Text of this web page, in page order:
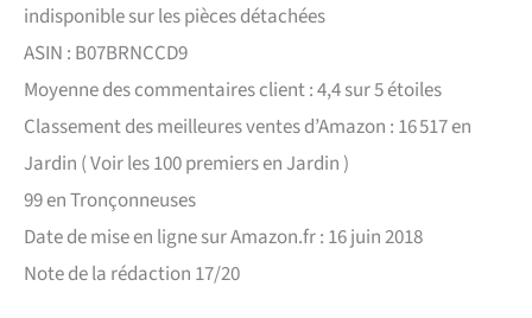
indisponible sur les pièces détachées
ASIN : B07BRNCCD9
Moyenne des commentaires client : 4,4 sur 5 étoiles
Classement des meilleures ventes d’Amazon : 16 517 en
Jardin ( Voir les 100 premiers en Jardin )
99 en Tronçonneuses
Date de mise en ligne sur Amazon.fr : 16 juin 2018
Note de la rédaction 17/20